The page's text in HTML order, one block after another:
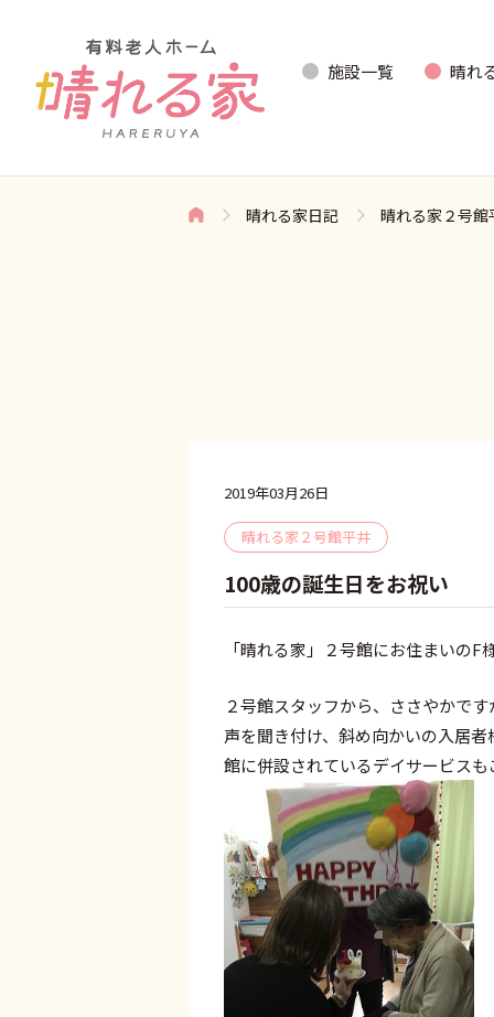
施設一覧 晴れ
晴れる家日記 晴れる家２号館
2019年03月26日
晴れる家２号館平井
100歳の誕生日をお祝い
「晴れる家」２号館にお住まいの
２号館スタッフから、ささやかで
声を聞き付け、斜め向かいの入居
館に併設されているデイサービス